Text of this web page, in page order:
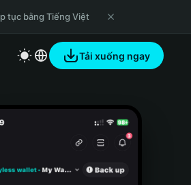
tục bằng Tiếng Việt
Tải xuống ngay